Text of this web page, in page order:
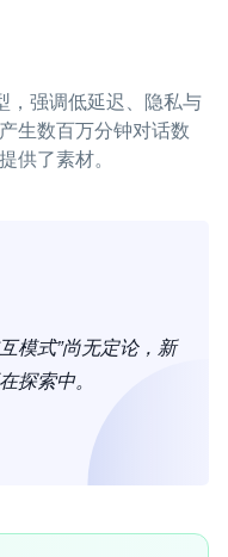
，强调低延迟、隐私与
生数百万分钟对话数
供了素材。
模式”尚无定论，新
探索中。